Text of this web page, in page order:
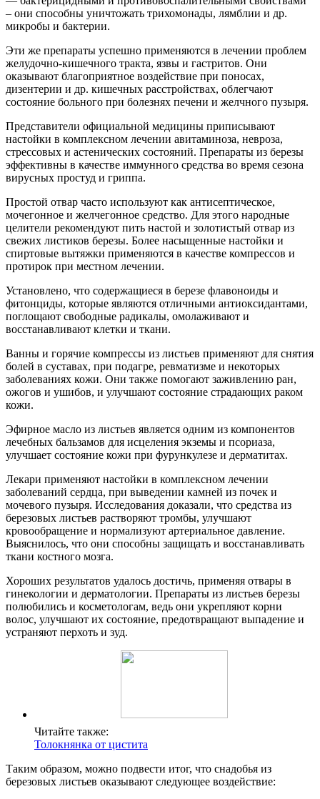
– они способны уничтожать трихомонады, лямблии и др.
микробы и бактерии.
Эти же препараты успешно применяются в лечении проблем
желудочно-кишечного тракта, язвы и гастритов. Они
оказывают благоприятное воздействие при поносах,
дизентерии и др. кишечных расстройствах, облегчают
состояние больного при болезнях печени и желчного пузыря.
Представители официальной медицины приписывают
настойки в комплексном лечении авитаминоза, невроза,
стрессовых и астенических состояний. Препараты из березы
эффективны в качестве иммунного средства во время сезона
вирусных простуд и гриппа.
Простой отвар часто используют как антисептическое,
мочегонное и желчегонное средство. Для этого народные
целители рекомендуют пить настой и золотистый отвар из
свежих листиков березы. Более насыщенные настойки и
спиртовые вытяжки применяются в качестве компрессов и
протирок при местном лечении.
Установлено, что содержащиеся в березе флавоноиды и
фитонциды, которые являются отличными антиоксидантами,
поглощают свободные радикалы, омолаживают и
восстанавливают клетки и ткани.
Ванны и горячие компрессы из листьев применяют для снятия
болей в суставах, при подагре, ревматизме и некоторых
заболеваниях кожи. Они также помогают заживлению ран,
ожогов и ушибов, и улучшают состояние страдающих раком
кожи.
Эфирное масло из листьев является одним из компонентов
лечебных бальзамов для исцеления экземы и псориаза,
улучшает состояние кожи при фурункулезе и дерматитах.
Лекари применяют настойки в комплексном лечении
заболеваний сердца, при выведении камней из почек и
мочевого пузыря. Исследования доказали, что средства из
березовых листьев растворяют тромбы, улучшают
кровообращение и нормализуют артериальное давление.
Выяснилось, что они способны защищать и восстанавливать
ткани костного мозга.
Хороших результатов удалось достичь, применяя отвары в
гинекологии и дерматологии. Препараты из листьев березы
полюбились и косметологам, ведь они укрепляют корни
волос, улучшают их состояние, предотвращают выпадение и
устраняют перхоть и зуд.
Читайте также:
Толокнянка от цистита
Таким образом, можно подвести итог, что снадобья из
березовых листьев оказывают следующее воздействие: